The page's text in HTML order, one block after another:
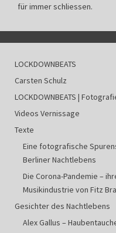
für immer schliessen.
LOCKDOWNBEATS
Carsten Schulz
LOCKDOWNBEATS |
Videos Vernissage
Texte
Eine fotografische
Berliner Nachtlebens
Die Corona-Pandemie –
Musikindustrie von Fitz
Gesichter des Nachtlebens
Alex Gallus –